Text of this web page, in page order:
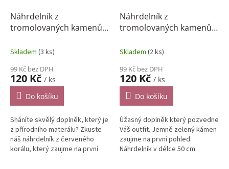
Náhrdelník z
tromolovaných kamenů -
Skladem (3 ks)
99 Kč bez DPH
120 Kč / ks
Do košíku
Sháníte skvělý doplněk, který je
z přírodního materálu? Zkuste
náš náhrdelník z červeného
korálu, který zaujme na první
Náhrdelník z
tromolovaných kamenů -
Skladem (2 ks)
99 Kč bez DPH
120 Kč / ks
Do košíku
Úžasný doplněk který pozvedne
Váš outfit. Jemně zelený kámen
zaujme na první pohled.
Náhrdelník v délce 50 cm.